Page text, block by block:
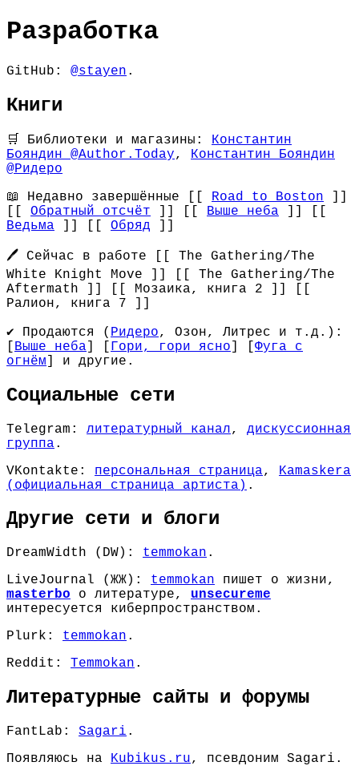
Разработка
GitHub: @stayen .
Книги
🛒 Библиотеки и магазины: Константин
Бояндин @Author.Today, Константин Бояндин
@Ридеро
📖 Недавно завершённые [[ Road to Boston ]]
[[ Обратный отсчёт ]] [[ Выше неба ]] [[
Ведьма ]] [[ Обряд ]]
🖊 Сейчас в работе [[ The Gathering/The
White Knight Move ]] [[ The Gathering/The
Aftermath ]] [[ Мозаика, книга 2 ]] [[
Ралион, книга 7 ]]
✔ Продаются ( Ридеро, Озон, Литрес и т.д.):
[ Выше неба ] [ Гори, гори ясно ] [Фуга с
огнём ] и другие.
Социальные сети
Telegram: литературный канал, дискуссионная
группа .
VKontakte: персональная страница,
Kamaskera
(официальная страница артиста) .
Другие сети и блоги
DreamWidth (DW): temmokan .
LiveJournal (ЖЖ): temmokan пишет о жизни,
masterbo о литературе, unsecureme
интересуется киберпространством.
Plurk: temmokan .
Reddit: Temmokan .
Литературные сайты и форумы
FantLab: Sagari .
Появляюсь на Kubikus.ru, псевдоним Sagari.